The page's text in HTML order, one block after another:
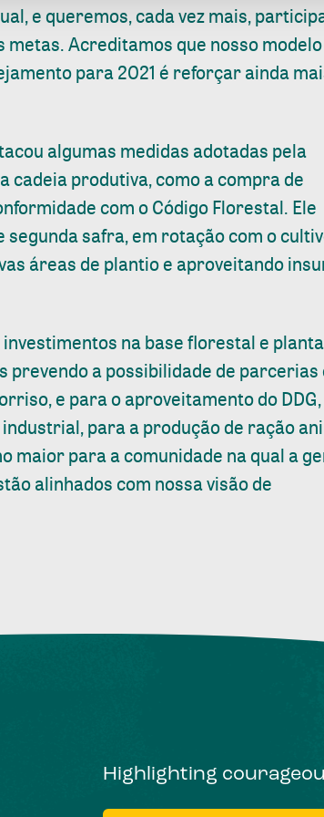
e queremos, cada vez mais,
Acreditamos que nosso
para 2021 é reforçar ainda
algumas medidas adotadas pela
produtiva, como a compra de
com o Código Florestal. Ele
safra, em rotação com o
áreas de plantio e aproveitando
na base florestal e
prevendo a possibilidade de parcerias
e para o aproveitamento do
para a produção de ração
maior para a comunidade na qual a
alinhados com nossa visão de
Highlighting